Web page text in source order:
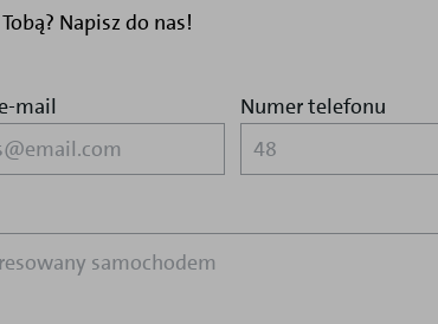
Napisz do nas!
mail Numer telefonu